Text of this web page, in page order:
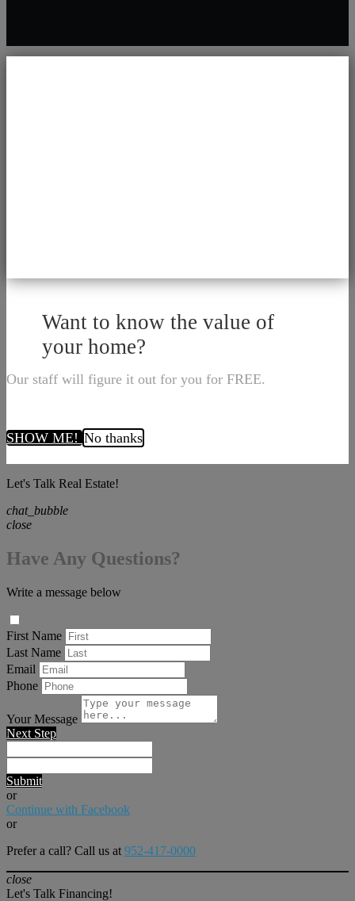
Want to know the value of
your home?
Our staff will figure it out for you for FREE.
SHOW ME!No thanks
Let's Talk Real Estate!
chat_bubble
close
Have Any Questions?
Write a message below
First Name
Last Name
Email
Phone
Your Message
Next Step
Submit
or
Continue with Facebook
or
Prefer a call? Call us at 952-417-0000
close
Let's Talk Financing!